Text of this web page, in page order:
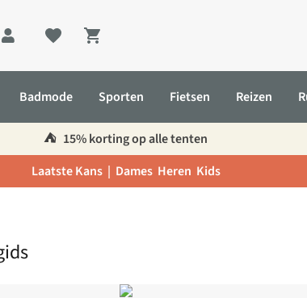
Shopping cart
Badmode Sporten Fietsen Reizen
⛺️ 15% korting op alle tenten
Laatste Kans | Dames Heren Kids